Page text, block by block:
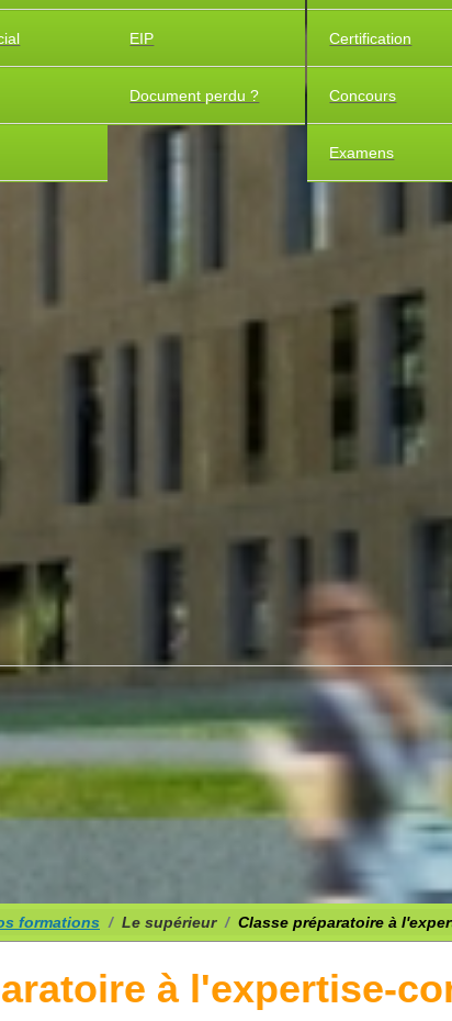
EIP
Document perdu ?
Certification
Concours
Examens
formations Le supérieur Classe préparatoire à
à l'expertise-